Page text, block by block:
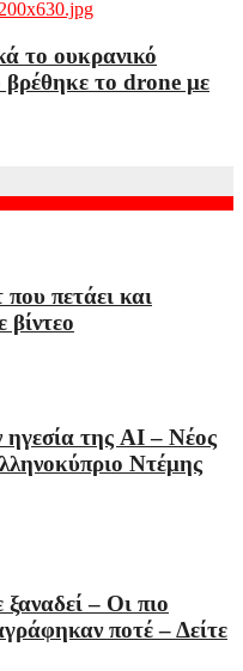
το ουκρανικό
βρέθηκε το drone με
πετάει και
βίντεο
της AI – Νέος
Ντέμης
– Οι πιο
ποτέ – Δείτε